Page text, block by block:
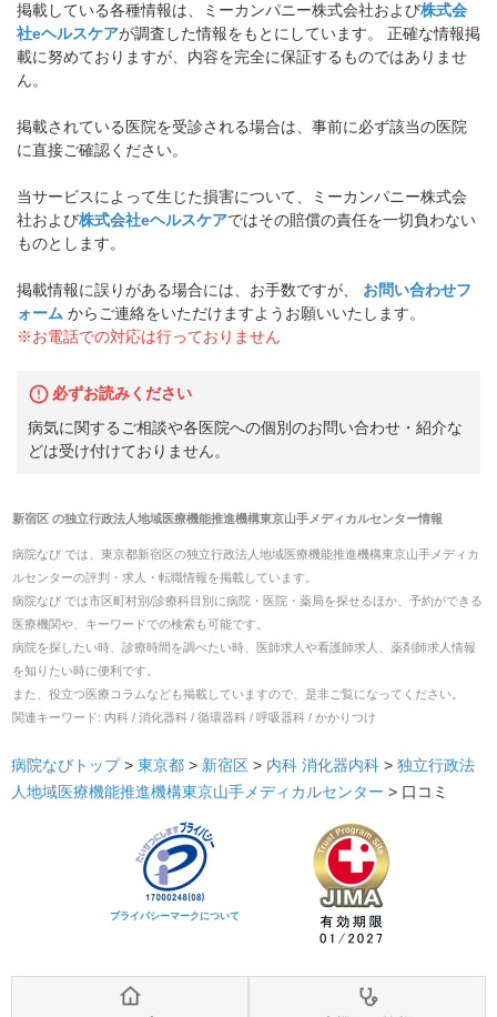
掲載している各種情報は、ミーカンパニー株式会社および株式会
社eヘルスケアが調査した情報をもとにしています。 正確な情報掲
載に努めておりますが、内容を完全に保証するものではありませ
ん。
掲載されている医院を受診される場合は、事前に必ず該当の医院
に直接ご確認ください。
当サービスによって生じた損害について、ミーカンパニー株式会
社および株式会社eヘルスケアではその賠償の責任を一切負わない
ものとします。
掲載情報に誤りがある場合には、お手数ですが、
お問い合わせフ
ォーム からご連絡をいただけますようお願いいたします。
※お電話での対応は行っておりません
必ずお読みください
病気に関するご相談や各医院への個別のお問い合わせ・紹介な
どは受け付けておりません。
新宿区の独立行政法人地域医療機能推進機構東京山手メディカルセンター情報
病院なび では、 東京都新宿区の独立行政法人地域医療機能推進機構東京山手メディカ
ルセンターの評判・求人・転職情報を掲載しています。
病院なび では市区町村別/診療科目別に病院・医院・薬局を探せるほか、予約ができる
医療機関や、キーワードでの検索も可能です。
病院を探したい時、診療時間を調べたい時、医師求人や看護師求人、薬剤師求人情報
を知りたい時に便利です。
また、役立つ医療コラムなども掲載していますので、是非ご覧になってください。
関連キーワード: 内科 / 消化器科 / 循環器科 / 呼吸器科 / かかりつけ
病院なびトップ> 東京都 > 新宿区 > 内科 消化器内科 > 独立行政法
人地域医療機能推進機構東京山手メディカルセンター > 口コミ
プライバシーマークについて